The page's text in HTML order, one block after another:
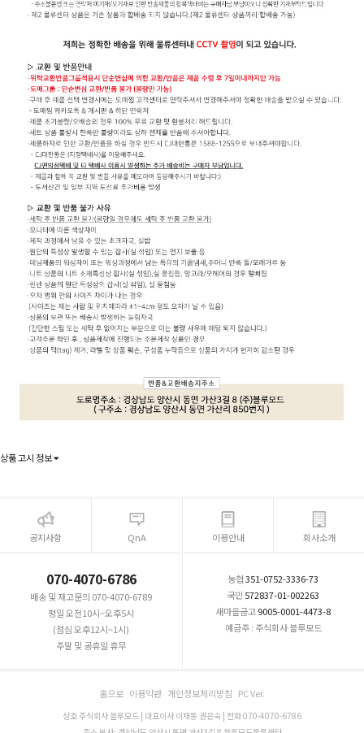
상품 고시 정보
공지사항 QnA 이용안내 회사소개
070-4070-6786
배송 및 재고문의 070-4070-6789
평일 오전10시~오후5시
(점심 오후12시~1시)
주말 및 공휴일 휴무
농협351-0752-3336-73
국민 572837-01-002263
새마을금고9005-0001-4473-8
예금주 : 주식회사 블루모드
홈으로 이용약관 개인정보처리방침 PC Ver.
상호 주식회사 블루모드 | 대표이사 이재동 권은숙 | 전화 070-4070-6786